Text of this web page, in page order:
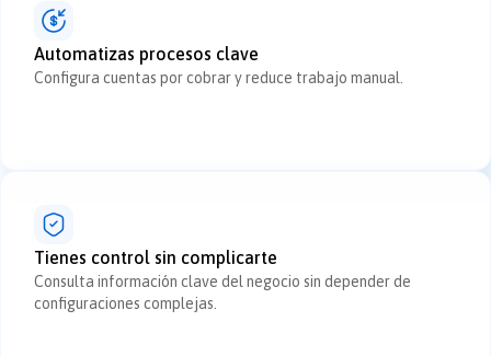
Automatizas procesos clave
Configura cuentas por cobrar y reduce trabajo manual.
Tienes control sin complicarte
Consulta información clave del negocio sin depender de
configuraciones complejas.